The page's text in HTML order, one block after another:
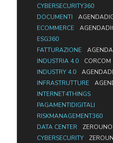
CYBERSECURITY360
DOCUMENTI
ECOMMERCE
ESG360
FATTURAZIONE
INDUSTRIA 4.0
CORCOM
INDUSTRY 4.0
INFRASTRUTTURE
INTERNET4THINGS
PAGAMENTIDIGITALI
RISKMANAGEMENT360
DATA CENTER
ZEROUNO
CYBERSECURITY